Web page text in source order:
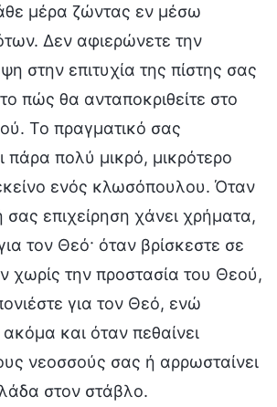
μέρα ζώντας εν μέσω
Δεν αφιερώνετε την
στην επιτυχία της πίστης σας
πώς θα ανταποκριθείτε στο
Το πραγματικό σας
πάρα πολύ μικρό, μικρότερο
ενός κλωσόπουλου. Όταν
σας επιχείρηση χάνει χρήματα,
τον Θεό· όταν βρίσκεστε σε
χωρίς την προστασία του Θεού,
για τον Θεό, ενώ
και όταν πεθαίνει
νεοσσούς σας ή αρρωσταίνει
στον στάβλο.